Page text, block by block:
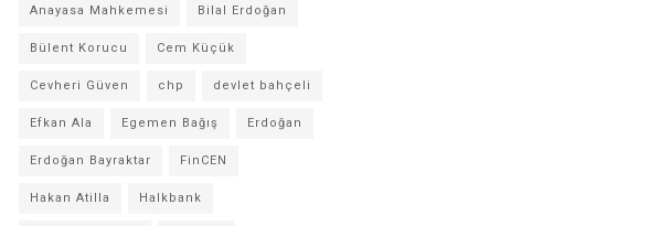
Anayasa Mahkemesi Bilal Erdoğan
Bülent Korucu Cem Küçük
Cevheri Güven chp devlet bahçeli
Efkan Ala Egemen Bağış Erdoğan
Erdoğan Bayraktar FinCEN
Hakan Atilla Halkbank